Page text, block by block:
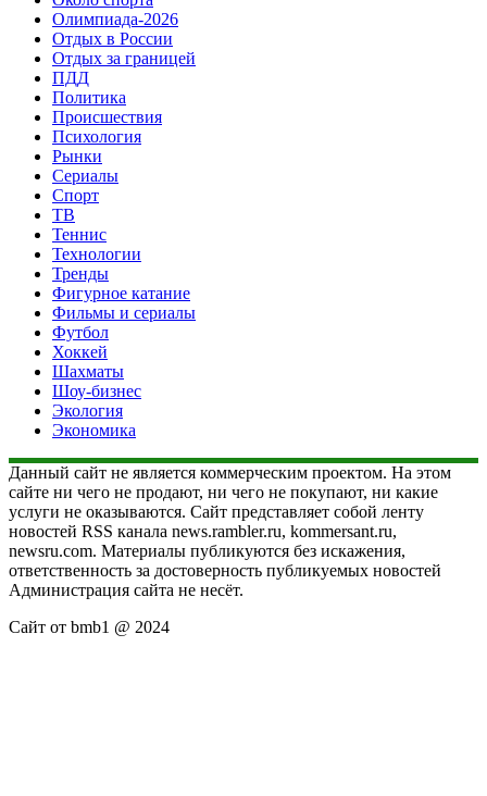
Олимпиада-2026
Отдых в России
Отдых за границей
ПДД
Политика
Происшествия
Психология
Рынки
Сериалы
Спорт
ТВ
Теннис
Технологии
Тренды
Фигурное катание
Фильмы и сериалы
Футбол
Хоккей
Шахматы
Шоу-бизнес
Экология
Экономика
Данный сайт не является коммерческим проектом. На этом
сайте ни чего не продают, ни чего не покупают, ни какие
услуги не оказываются. Сайт представляет собой ленту
новостей RSS канала news.rambler.ru, kommersant.ru,
newsru.com. Материалы публикуются без искажения,
ответственность за достоверность публикуемых новостей
Администрация сайта не несёт.
Сайт от bmb1 @ 2024